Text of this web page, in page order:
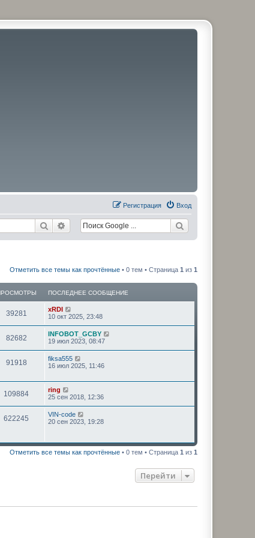
Вход
Регистрация
Поиск Расширенный поиск
Отметить все темы как прочтённые • 0 тем • Страница 1 из 1
ПОСЛЕДНЕЕ СООБЩЕНИЕ
39281
xRDI
10 окт 2025, 23:48
82682
INFOBOT_GCBY
19 июл 2023, 08:47
91918
fiksa555
16 июл 2025, 11:46
109884
ring
25 сен 2018, 12:36
622245
VIN-code
20 сен 2023, 19:28
Отметить все темы как прочтённые • 0 тем • Страница 1 из 1
Перейти